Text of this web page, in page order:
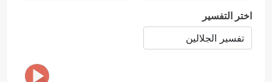
اختر التفسير